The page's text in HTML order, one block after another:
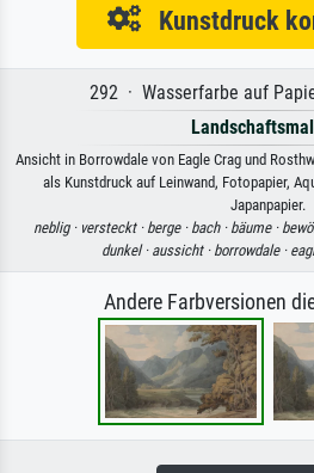
Kunstdruck
292 · Wasserfarbe auf
Ansicht in Borrowdale von Eagle Crag und
als Kunstdruck auf Leinwand, Fotopapier,
Japanpapier.
neblig · versteckt · berge · bach · bäume ·
dunkel · aussicht · borrowdale ·
Andere Farbversionen